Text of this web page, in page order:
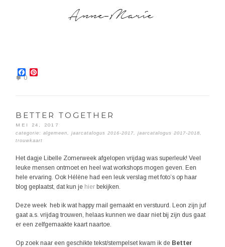
Facebook
0
BETTER TOGETHER
MEI 24, 2017
categorie:algemeen ,jaarcatalogus 2016-2017 ,jaarcatalogus 2017-2018
trouwkaart
Het dagje Libelle Zomerweek afgelopen vrijdag was superleuk! Veel
leuke mensen ontmoet en heel wat workshops mogen geven. Een
hele ervaring. Ook Hélène had een leuk verslag met foto’s op haar
blog geplaatst, dat kun je hier bekijken.
Deze week heb ik wat happy mail gemaakt en verstuurd. Leon zijn juf
gaat a.s. vrijdag trouwen, helaas kunnen we daar niet bij zijn dus gaat
er een zelfgemaakte kaart naartoe.
Op zoek naar een geschikte tekst/stempelset kwam ik de Better